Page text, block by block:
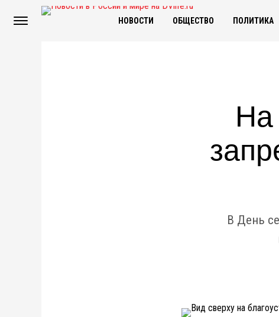
НОВОСТИ ОБЩЕСТВО ПОЛИТИКА
В День